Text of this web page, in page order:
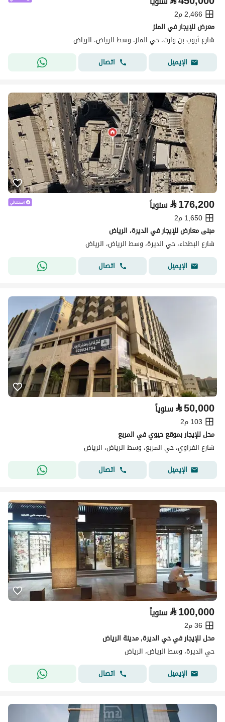
2,466 م2
معرض للإيجار في الملز
شارع أيوب بن وارث، حي الملز، وسط الرياض، الرياض
الإيميل
اتصال
⃁176,200 سنوياً
1,650 م2
مبنى معارض للإيجار في الديرة، الرياض
شارع البطحاء، حي الديرة، وسط الرياض، الرياض
الإيميل
اتصال
⃁50,000 سنوياً
103 م2
محل للإيجار بموقع حيوي في المربع
شارع الفراوي، حي المربع، وسط الرياض، الرياض
الإيميل
اتصال
⃁100,000 سنوياً
36 م2
محل للإيجار في حي الديرة, مدينة الرياض
حي الديرة، وسط الرياض، الرياض
الإيميل
اتصال